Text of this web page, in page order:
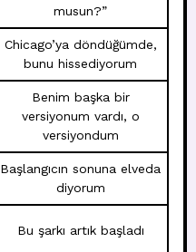
musun?”
Chicago’ya döndüğümde,
bunu hissediyorum
Benim başka bir
versiyonum vardı, o
versiyondum
Başlangıcın sonuna elveda
diyorum
Bu şarkı artık başladı